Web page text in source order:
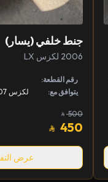
جنط خلفي (يسار)
2006 لكزس LX
رقم القطعة:
يتوافق مع:
500
450
عرض